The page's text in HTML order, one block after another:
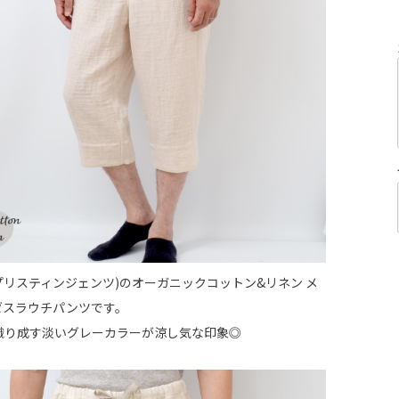
スティンジェンツ)のオーガニックコットン&リネン メ
ラウチパンツです。
り成す淡いグレーカラーが涼し気な印象◎